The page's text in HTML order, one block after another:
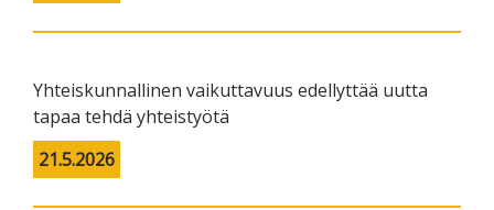
Yhteiskunnallinen vaikuttavuus edellyttää uutta
tapaa tehdä yhteistyötä
21.5.2026